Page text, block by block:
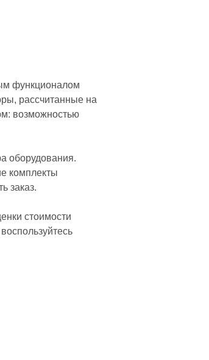
функционалом
рассчитанные на
возможностью
оборудования.
комплекты
заказ.
стоимости